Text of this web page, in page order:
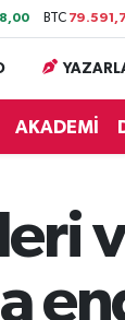
BTC
AKADEMİ